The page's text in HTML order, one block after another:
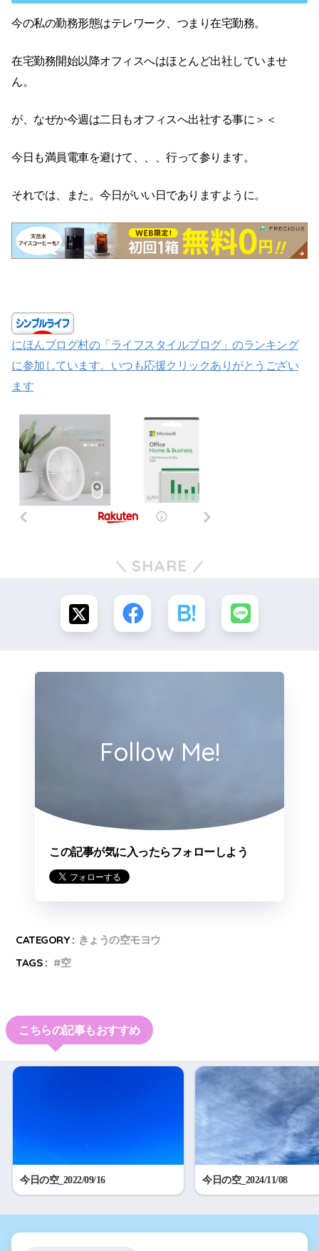
今の私の勤務形態はテレワーク、つまり在宅勤務。
在宅勤務開始以降オフィスへはほとんど出社していませ
ん。
が、なぜか今週は二日もオフィスへ出社する事に＞＜
今日も満員電車を避けて、、、行って参ります。
それでは、また。今日がいい日でありますように。
にほんブログ村の「ライフスタイルブログ」のランキング
に参加しています。いつも応援クリックありがとうござい
ます
SHARE
Follow Me!
この記事が気に入ったらフォローしよう
CATEGORY : きょうの空モヨウ
TAGS :
空
こちらの記事もおすすめ
今日の空_2022/09/16 今日の空_2024/11/08